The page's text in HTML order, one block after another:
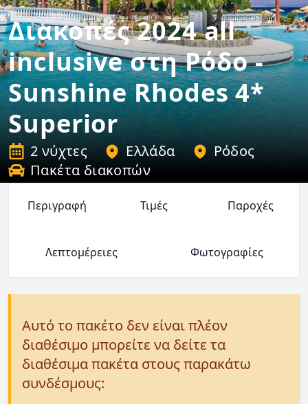
Διακοπές 2024 all
inclusive στη Ρόδο -
Sunshine Rhodes 4*
Superior
2 νύχτες Ελλάδα
Ρόδος
Πακέτα διακοπών
Περιγραφή Τιμές Παροχές
Λεπτομέρειες Φωτογραφίες
Αυτό το πακέτο δεν είναι πλέον
διαθέσιμο μπορείτε να δείτε τα
διαθέσιμα πακέτα στους παρακάτω
συνδέσμους: